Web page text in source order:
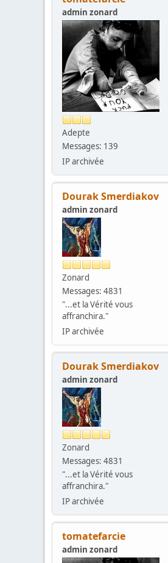
admin zonard
Adepte
Messages: 139
IP archivée
Dourak Smerdiakov
admin zonard
Zonard
Messages: 4831
"...et la Vérité vous
affranchira."
IP archivée
Dourak Smerdiakov
admin zonard
Zonard
Messages: 4831
"...et la Vérité vous
affranchira."
IP archivée
tomatefarcie
admin zonard